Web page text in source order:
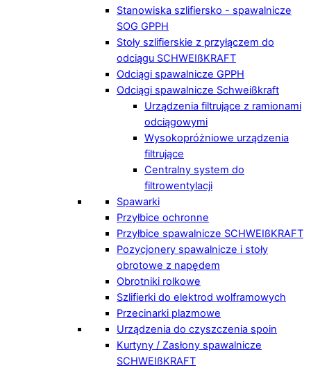
Stanowiska szlifiersko - spawalnicze
SOG GPPH
Stoły szlifierskie z przyłączem do
odciągu SCHWEIßKRAFT
Odciągi spawalnicze GPPH
Odciągi spawalnicze Schweißkraft
Urządzenia filtrujące z ramionami
odciągowymi
Wysokopróżniowe urządzenia
filtrujące
Centralny system do
filtrowentylacji
Spawarki
Przyłbice ochronne
Przyłbice spawalnicze SCHWEIßKRAFT
Pozycjonery spawalnicze i stoły
obrotowe z napędem
Obrotniki rolkowe
Szlifierki do elektrod wolframowych
Przecinarki plazmowe
Urządzenia do czyszczenia spoin
Kurtyny / Zasłony spawalnicze
SCHWEIßKRAFT